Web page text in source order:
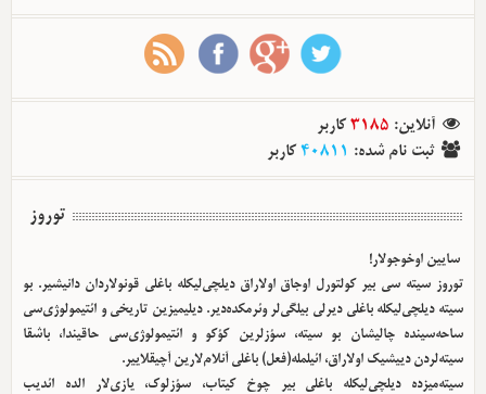
آنلاین:
3185 کاربر
ثبت نام شده:
40811 کاربر
توروز
سایین اوخوجولار!
توروز سیته سی بیر کولتورل اوجاق اولا‌راق دیلچی‌لیکله باغلی قونولاردان دانیشیر. بو
سیته دیلچی‌لیکله باغلی دیرلی بیلگی‌لر وئرمکده‌دیر. دیلیمیزین تاریخی و ائتیمولوژی‌سی
ساحه‌سینده چالیشان بو سیته، سؤزلرین کؤکو و ائتیمولوژی‌سی حاقیندا، باشقا
سیته‌لردن دییشیک اولا‌راق، ائیلمله(فعل) باغلی آنلام‌لارین آچیقلاییر.
سیته‌میزده دیلچی‌لیکله باغلی بیر چوخ کیتاب، سؤزلوک، یازی‌لار الده ائدیب